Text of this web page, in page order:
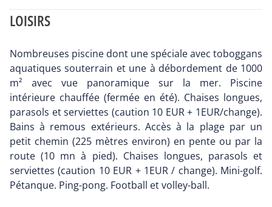
LOISIRS
Nombreuses piscine dont une spéciale avec toboggans
aquatiques souterrain et une à débordement de 1000
m² avec vue panoramique sur la mer. Piscine
intérieure chauffée (fermée en été). Chaises longues,
parasols et serviettes (caution 10 EUR + 1EUR/change).
Bains à remous extérieurs. Accès à la plage par un
petit chemin (225 mètres environ) en pente ou par la
route (10 mn à pied). Chaises longues, parasols et
serviettes (caution 10 EUR + 1EUR / change). Mini-golf.
Pétanque. Ping-pong. Football et volley-ball.